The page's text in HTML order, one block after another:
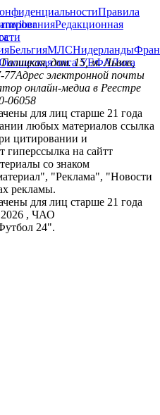
Правила
Редакционная
viber
БельгияМЛСНидерланды
лига УЕФАЛига
Галицкая, дом. 15, м. Львов,
77Адрес электронной почты
онлайн-медиа в Реестре
06058
для лиц старше 21 года
любых материалов ссылка
цитировании и
гиперссылка на сайтт
со знаком
"Реклама", "Новости
рекламы.
для лиц старше 21 года
2026 , ЧАО
24".